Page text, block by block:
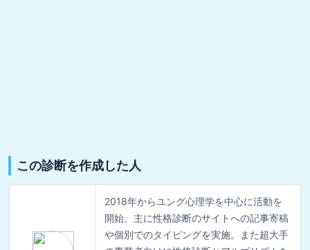
この診断を作成した人
2018年からユング心理学を中心に活動を
開始、主に性格診断のサイトへの記事寄稿
や個別でのタイピングを実施。また超大手